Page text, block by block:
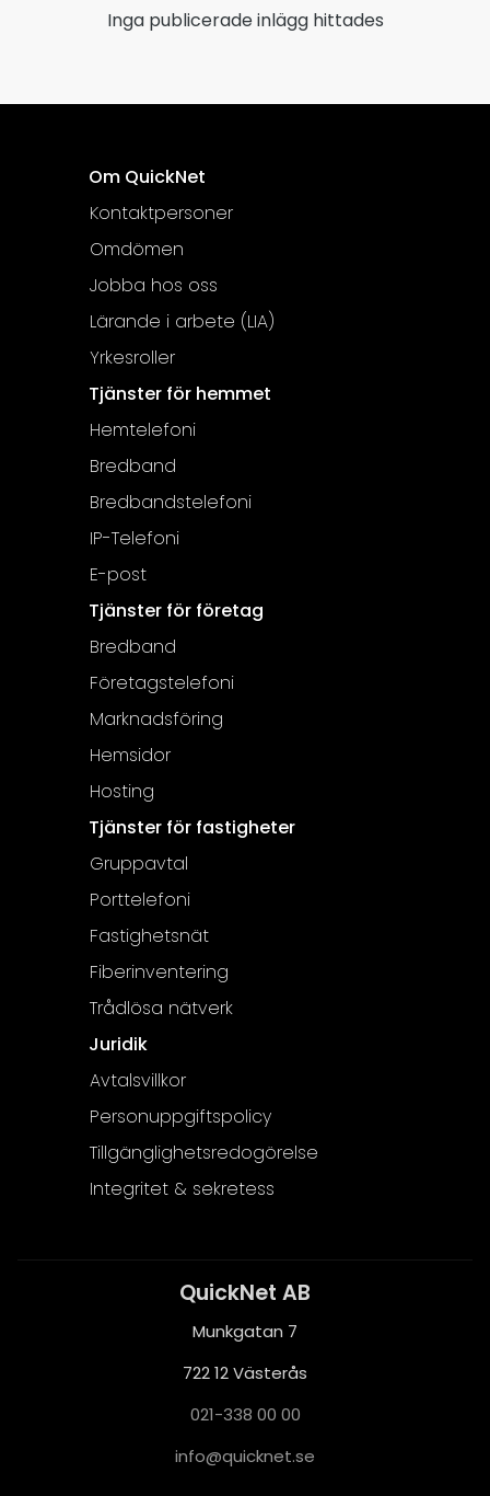
Inga publicerade inlägg hittades
Om QuickNet
Kontaktpersoner
Omdömen
Jobba hos oss
Lärande i arbete (LIA)
Yrkesroller
Tjänster för hemmet
Hemtelefoni
Bredband
Bredbandstelefoni
IP-Telefoni
E-post
Tjänster för företag
Bredband
Företagstelefoni
Marknadsföring
Hemsidor
Hosting
Tjänster för fastigheter
Gruppavtal
Porttelefoni
Fastighetsnät
Fiberinventering
Trådlösa nätverk
Juridik
Avtalsvillkor
Personuppgiftspolicy
Tillgänglighetsredogörelse
Integritet & sekretess
QuickNet AB
Munkgatan 7
722 12 Västerås
021-338 00 00
es.te
nkciu
q@ofn
i